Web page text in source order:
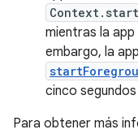
mientras la app
embargo, la
cinco
Para obtener más